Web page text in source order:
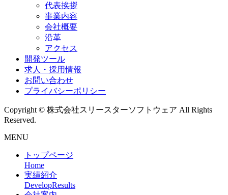
代表挨拶
事業内容
会社概要
沿革
アクセス
開発ツール
求人・採用情報
お問い合わせ
プライバシーポリシー
Copyright © 株式会社スリースターソフトウェア All Rights
Reserved.
MENU
トップページ
Home
実績紹介
DevelopResults